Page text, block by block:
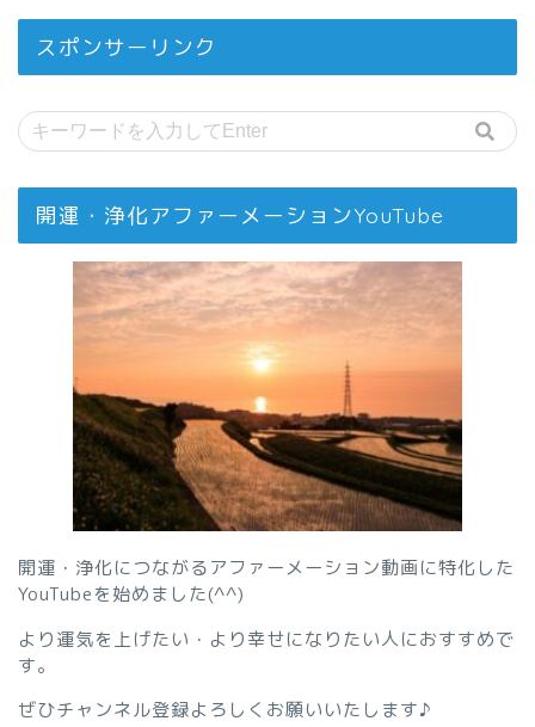
スポンサーリンク
開運・浄化アファーメーションYouTube
開運・浄化につながるアファーメーション動画に特化した
YouTubeを始めました(^^)
より運気を上げたい・より幸せになりたい人におすすめで
す。
ぜひチャンネル登録よろしくお願いいたします♪